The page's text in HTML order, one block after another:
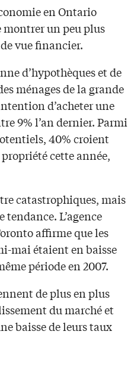
en Ontario
montrer un peu plus
vue financier.
d’hypothèques et de
ménages de la grande
d’acheter une
9% l’an dernier. Parmi
40% croient
cette année,
catastrophiques, mais
tendance. L’agence
affirme que les
mai étaient en baisse
période en 2007.
de plus en plus
du marché et
baisse de leurs taux